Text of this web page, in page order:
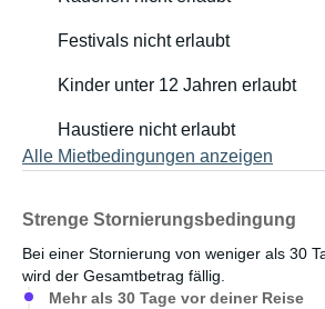
Festivals nicht erlaubt
Kinder unter 12 Jahren erlaubt
Haustiere nicht erlaubt
Alle Mietbedingungen anzeigen
Strenge Stornierungsbedingung
Bei einer Stornierung von weniger als 30
wird der Gesamtbetrag fällig.
Mehr als 30 Tage vor deiner Reise